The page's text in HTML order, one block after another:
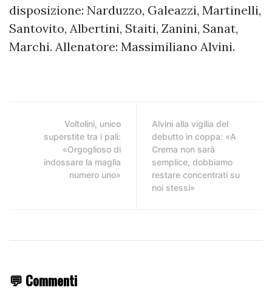
disposizione: Narduzzo, Galeazzi, Martinelli,
Santovito, Albertini, Staiti, Zanini, Sanat,
Marchi. Allenatore: Massimiliano Alvini.
Voltolini, unico
superstite tra i pali:
«Orgoglioso di
indossare la maglia
numero uno»
Alvini alla vigilia del
debutto in coppa: «A
Crema non sarà
semplice, dobbiamo
restare concentrati su
noi stessi»
💬 Commenti